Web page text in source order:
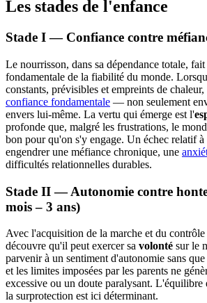
Les stades de l'enfance
Stade I — Confiance contre
Le nourrisson, dans sa dépendance totale,
fondamentale de la fiabilité du monde.
constants, prévisibles et empreints de
confiance fondamentale — non seulement
envers lui-même. La vertu qui émerge est l'
profonde que, malgré les frustrations, le
bon pour qu'on s'y engage. Un échec relatif à
engendrer une méfiance chronique, une
difficultés relationnelles durables.
Stade II — Autonomie contre
mois – 3 ans)
Avec l'acquisition de la marche et du
découvre qu'il peut exercer sa volonté sur le
parvenir à un sentiment d'autonomie sans
et les limites imposées par les parents ne
excessive ou un doute paralysant. L'équilibre
la surprotection est ici déterminant.